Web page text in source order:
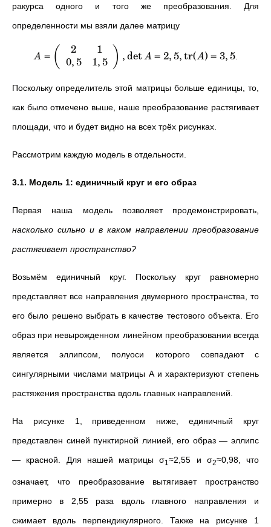
ракурса одного и того же преобразования. Для
определенности мы взяли далее матрицу
A = (
2
0,5
1
1,5 ) ,detA = 2,5,tr(A) = 3,5.
Поскольку определитель этой матрицы больше единицы, то,
как было отмечено выше, наше преобразование растягивает
площади, что и будет видно на всех трёх рисунках.
Рассмотрим каждую модель в отдельности.
3.1. Модель 1: единичный круг и его образ
Первая наша модель позволяет продемонстрировать,
насколько сильно и в каком направлении преобразование
растягивает пространство?
Возьмём единичный круг. Поскольку круг равномерно
представляет все направления двумерного пространства, то
его было решено выбрать в качестве тестового объекта. Его
образ при невырожденном линейном преобразовании всегда
является эллипсом, полуоси которого совпадают с
сингулярными числами матрицы A и характеризуют степень
растяжения пространства вдоль главных направлений.
На рисунке 1, приведенном ниже, единичный круг
представлен синей пунктирной линией, его образ— эллипс
— красной. Для нашей матрицы σ1≈2,55 и σ2≈0,98, что
означает, что преобразование вытягивает пространство
примерно в 2,55 раза вдоль главного направления и
сжимает вдоль перпендикулярного. Также на рисунке 1